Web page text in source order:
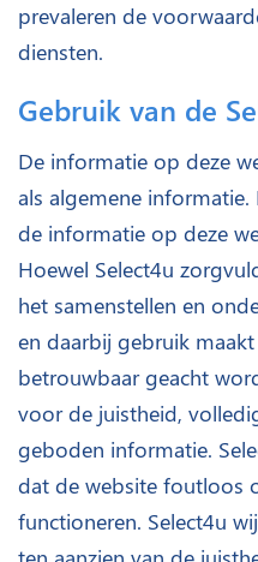
prevaleren de
diensten.
Gebruik van de
De informatie op deze
als algemene informatie.
de informatie op deze
Hoewel Select4u
het samenstellen en
en daarbij gebruik
betrouwbaar geacht
voor de juistheid,
geboden informatie.
dat de website foutloos
functioneren. Select4u